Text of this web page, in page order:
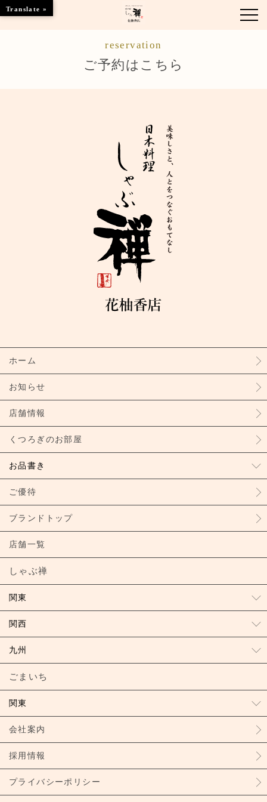
店舗情報
ご優待
ブランドトップ
ご予約はこちら
reservation
ご予約はこちら
ホーム
お知らせ
店舗情報
くつろぎのお部屋
お品書き
ご優待
ブランドトップ
店舗一覧
しゃぶ禅
関東
関西
九州
ごまいち
関東
会社案内
採用情報
プライバシーポリシー
Translate »